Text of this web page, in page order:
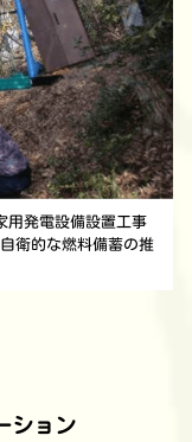
用発電設備設置工事
衛的な燃料備蓄の推
ション